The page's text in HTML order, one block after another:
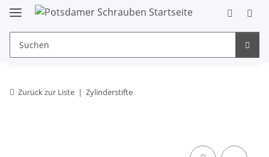
Zurück zur Liste Zylinderstifte